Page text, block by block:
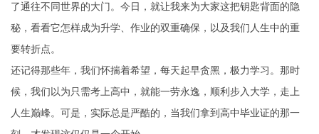
了通往不同世界的大门。今日，就让我来为大家这把钥匙背面的隐
秘，看看它怎样成为升学、作业的双重确保，以及我们人生中的重
要转折点。
还记得那些年，我们怀揣着希望，每天起早贪黑，极力学习。那时
候，我们以为只需考上高中，就能一劳永逸，顺利步入大学，走上
人生巅峰。可是，实际总是严酷的，当我们拿到高中毕业证的那一